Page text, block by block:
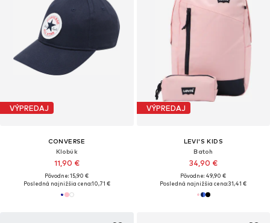
VÝPREDAJ
CONVERSE
Klobúk
11,90 €
Pôvodne: 15,90 €
Posledná najnižšia cena:10,71 €
VÝPREDAJ
LEVI'S KIDS
Batoh
34,90 €
Pôvodne: 49,90 €
Posledná najnižšia cena:31,41 €